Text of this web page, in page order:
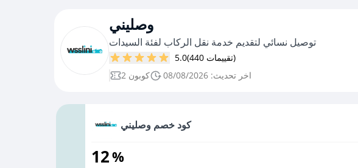
وصليني
توصيل نسائي لتقديم خدمة نقل الركاب لفئة السيدات
5.0
(440 تقييمات)
2 كوبون
اخر تحديث: 08/08/2026
كود خصم وصليني
12%